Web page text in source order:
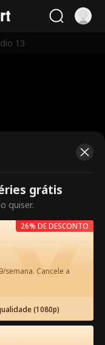
13
grátis
quiser.
semana. Cancele a
(1080p)
26% DE DESCONTO